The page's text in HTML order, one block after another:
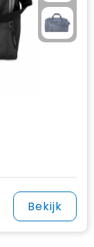
Bekijk